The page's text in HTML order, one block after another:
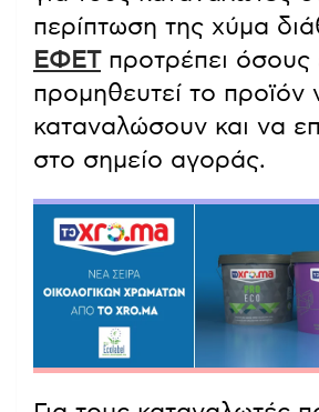
περίπτωση της χύμα
ΕΦΕΤπροτρέπει όσους
προμηθευτεί το προϊόν
καταναλώσουν και να
στο σημείο αγοράς.